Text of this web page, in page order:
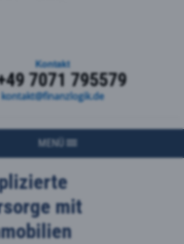
Kontakt
7071 795579
kontakt@finanzlogik.de
MENÜ
mit